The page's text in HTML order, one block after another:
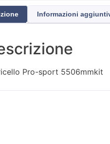
Informazioni
Pro-sport 5506mmkit